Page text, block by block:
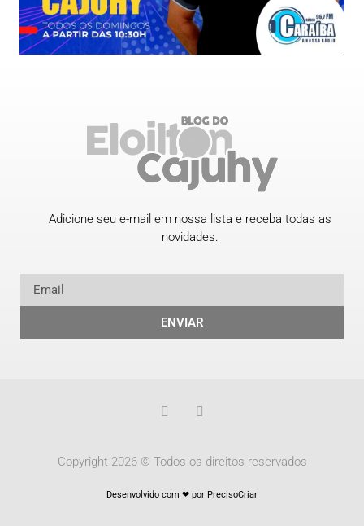
Adicione seu e-mail em nossa lista e receba todas as
novidades.
ENVIAR
Copyright 2026 © Todos os direitos reservados
Desenvolvido com ❤ por PrecisoCriar